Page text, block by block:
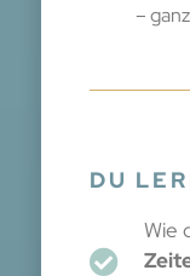
–
DU
Wie